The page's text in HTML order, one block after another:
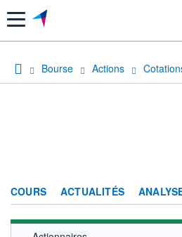
Menu
Bourse Actions
COURS ACTUALITÉS